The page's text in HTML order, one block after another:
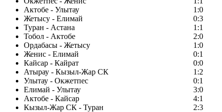
Актобе - Улытау
1:0
Жетысу - Елимай
0:3
Туран - Астана
1:1
Тобол - Актобе
2:0
Ордабасы - Жетысу
1:0
Женис - Елимай
0:1
Кайсар - Кайрат
0:0
Атырау - Кызыл-Жар СК
1:2
Улытау - Окжетпес
0:1
Елимай - Улытау
3:0
Актобе - Кайсар
4:1
Кызыл-Жар СК - Туран
2:3